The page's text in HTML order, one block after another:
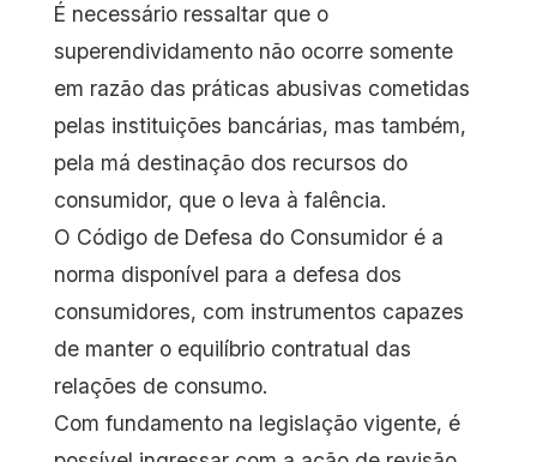
É necessário ressaltar que o
superendividamento não ocorre somente
em razão das práticas abusivas cometidas
pelas instituições bancárias, mas também,
pela má destinação dos recursos do
consumidor, que o leva à falência.
O Código de Defesa do Consumidor é a
norma disponível para a defesa dos
consumidores, com instrumentos capazes
de manter o equilíbrio contratual das
relações de consumo.
Com fundamento na legislação vigente, é